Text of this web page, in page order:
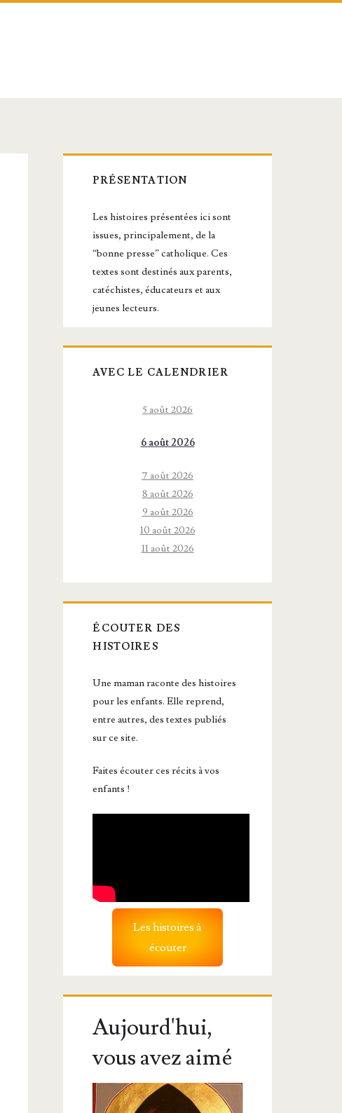
Barre
latérale
principale
PRÉSENTATION
Les histoires présentées ici sont
issues, principalement, de la
“bonne presse” catholique. Ces
textes sont destinés aux parents,
catéchistes, éducateurs et aux
jeunes lecteurs.
AVEC LE CALENDRIER
5 août 2026
6 août 2026
7 août 2026
8 août 2026
9 août 2026
10 août 2026
11 août 2026
ÉCOUTER DES
HISTOIRES
Une maman raconte des histoires
pour les enfants. Elle reprend,
entre autres, des textes publiés
sur ce site.
Faites écouter ces récits à vos
enfants !
Les histoires à
écouter
Aujourd'hui,
vous avez aimé